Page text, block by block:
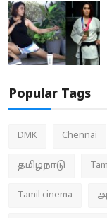
Popular Tags
DMK Chennai
தமிழ்நாடு
Tamil cinema